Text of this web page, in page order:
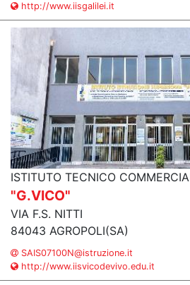
http://www.iisgalilei.it
ISTITUTO TECNICO
"G.VICO"
VIA F.S. NITTI
84043 AGROPOLI(SA)
SAIS07100N@istruzione.it
http://www.iisvicodevivo.edu.it